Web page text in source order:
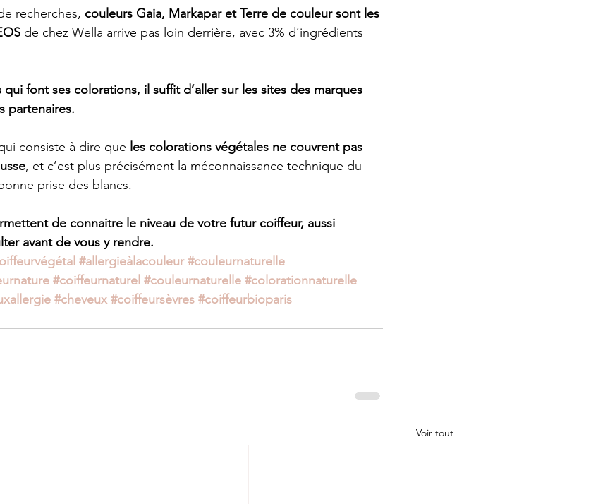
recherches, couleurs Gaia, Markapar et Terre de couleur sont les
de chez Wella arrive pas loin derrière, avec 3% d’ingrédients
font ses colorations, il suffit d’aller sur les sites des marques
partenaires.
consiste à dire que les colorations végétales ne couvrent pas
, et c’est plus précisément la méconnaissance technique du
prise des blancs.
de connaitre le niveau de votre futur coiffeur, aussi
avant de vous y rendre.
#allergieàlacouleur #couleurnaturelle
#coiffeurnaturel #couleurnaturelle #colorationnaturelle
#cheveux #coiffeursèvres #coiffeurbioparis
Voir tout